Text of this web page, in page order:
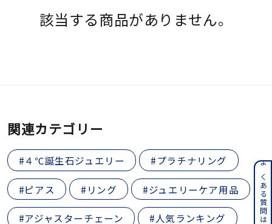
ファッションテイス
レディース
リングサイズ
～
メンズ
～
該当する商品がありません。
関連カテゴリー
#４℃誕生石ジュエリー #プラチナリング
#ピアス #リング #ジュエリーケア用品
#アジャスターチェーン #人気ランキング よくある質問はこちら